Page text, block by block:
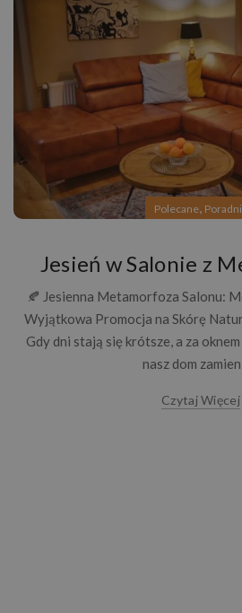
Polecane,
Jesień w Salonie z
🍂 Jesienna Metamorfoza Salonu:
Wyjątkowa Promocja na Skórę
Gdy dni stają się krótsze, a za
nasz dom
Czytaj Więcej